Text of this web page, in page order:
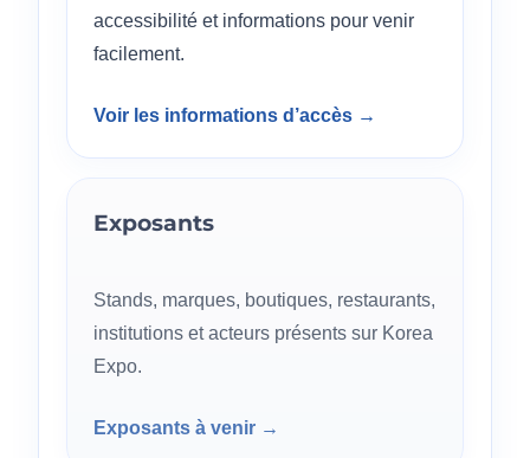
accessibilité et informations pour venir
facilement.
Voir les informations d’accès →
Exposants
Stands, marques, boutiques, restaurants,
institutions et acteurs présents sur Korea
Expo.
Exposants à venir →